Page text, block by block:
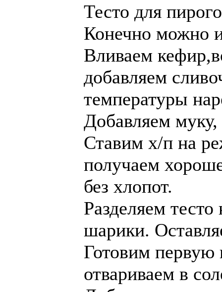
Тесто для
Конечно можно
Вливаем
добавляем
температуры
Добавляем
Ставим х/п на
получаем
без хлопот.
Разделяем
шарики.
Готовим первую
отвариваем в